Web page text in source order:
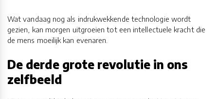
Wat vandaag nog als indrukwekkende technologie wordt
gezien, kan morgen uitgroeien tot een intellectuele kracht die
de mens moeilijk kan evenaren.
De derde grote revolutie in ons
zelfbeeld